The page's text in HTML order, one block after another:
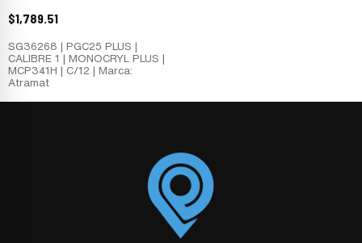
$1,789.51
SG36268 | PGC25 PLUS |
CALIBRE 1 | MONOCRYL PLUS |
MCP341H | C/12 | Marca:
Atramat